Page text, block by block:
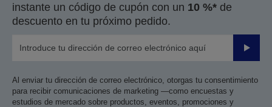
instante un código de cupón con un 10 %* de
descuento en tu próximo pedido.
Enviar
Al enviar tu dirección de correo electrónico, otorgas tu consentimiento
para recibir comunicaciones de marketing —como encuestas y
estudios de mercado sobre productos, eventos, promociones y